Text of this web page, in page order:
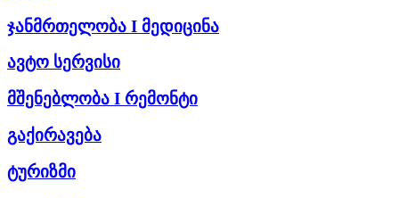
ჯანმრთელობა I მედიცინა
ავტო სერვისი
მშენებლობა I რემონტი
გაქირავება
ტურიზმი